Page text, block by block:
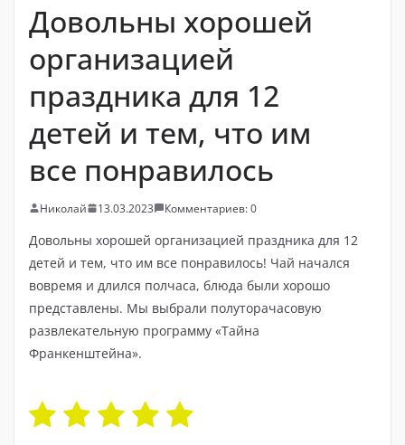
Довольны хорошей
организацией
праздника для 12
детей и тем, что им
все понравилось
Николай 13.03.2023 Комментариев: 0
Довольны хорошей организацией праздника для 12
детей и тем, что им все понравилось! Чай начался
вовремя и длился полчаса, блюда были хорошо
представлены. Мы выбрали полуторачасовую
развлекательную программу «Тайна
Франкенштейна».